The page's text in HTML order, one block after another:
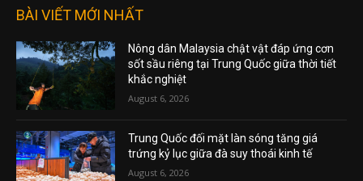
BÀI VIẾT MỚI NHẤT
Nông dân Malaysia chật vật đáp ứng cơn
sốt sầu riêng tại Trung Quốc giữa thời tiết
khắc nghiệt
August 6, 2026
Trung Quốc đối mặt làn sóng tăng giá
trứng kỷ lục giữa đà suy thoái kinh tế
August 6, 2026